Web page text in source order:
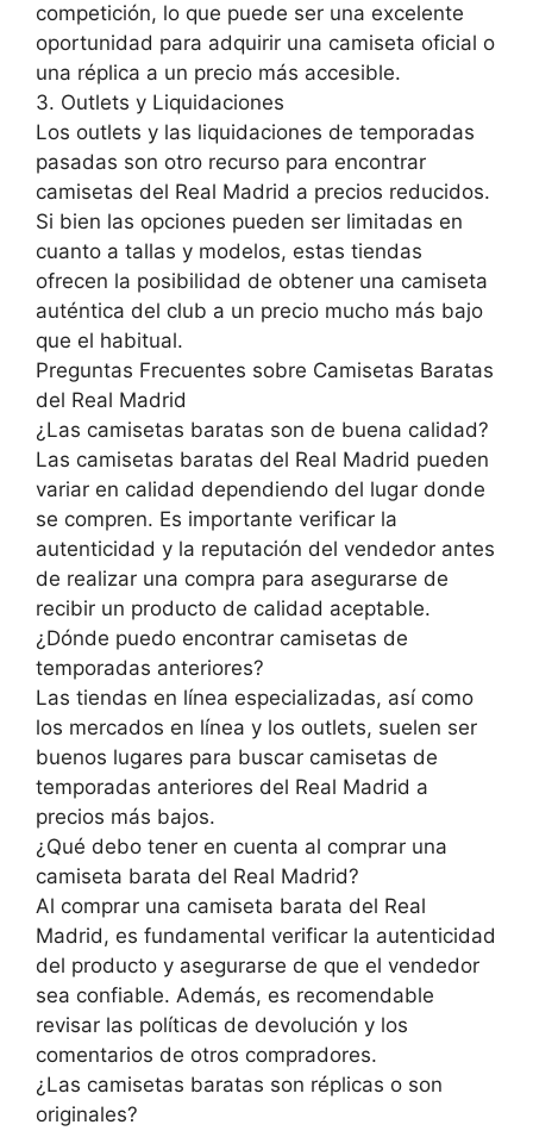
competición, lo que puede ser una excelente
oportunidad para adquirir una camiseta oficial o
una réplica a un precio más accesible.
3. Outlets y Liquidaciones
Los outlets y las liquidaciones de temporadas
pasadas son otro recurso para encontrar
camisetas del Real Madrid a precios reducidos.
Si bien las opciones pueden ser limitadas en
cuanto a tallas y modelos, estas tiendas
ofrecen la posibilidad de obtener una camiseta
auténtica del club a un precio mucho más bajo
que el habitual.
Preguntas Frecuentes sobre Camisetas Baratas
del Real Madrid
¿Las camisetas baratas son de buena calidad?
Las camisetas baratas del Real Madrid pueden
variar en calidad dependiendo del lugar donde
se compren. Es importante verificar la
autenticidad y la reputación del vendedor antes
de realizar una compra para asegurarse de
recibir un producto de calidad aceptable.
¿Dónde puedo encontrar camisetas de
temporadas anteriores?
Las tiendas en línea especializadas, así como
los mercados en línea y los outlets, suelen ser
buenos lugares para buscar camisetas de
temporadas anteriores del Real Madrid a
precios más bajos.
¿Qué debo tener en cuenta al comprar una
camiseta barata del Real Madrid?
Al comprar una camiseta barata del Real
Madrid, es fundamental verificar la autenticidad
del producto y asegurarse de que el vendedor
sea confiable. Además, es recomendable
revisar las políticas de devolución y los
comentarios de otros compradores.
¿Las camisetas baratas son réplicas o son
originales?